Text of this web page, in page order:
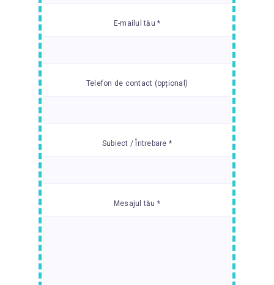
E-mailul tău *
Telefon de contact (opțional)
Subiect / Întrebare *
Mesajul tău *